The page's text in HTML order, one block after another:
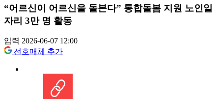
“어르신이 어르신을 돌본다” 통합돌봄 지원 노인일
자리 3만 명 활동
입력 2026-06-07 12:00
선호매체 추가